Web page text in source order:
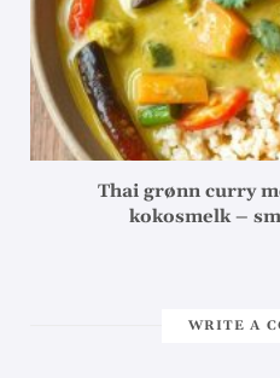
Thai grønn curry
kokosmelk –
WRITE A